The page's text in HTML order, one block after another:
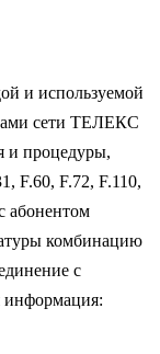
и используемой
сети ТЕЛЕКС
и процедуры,
F.60, F.72, F.110,
абонентом
комбинацию
с
информация: